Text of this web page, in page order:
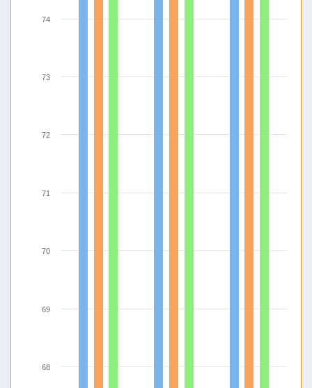
68
69
70
71
72
73
74